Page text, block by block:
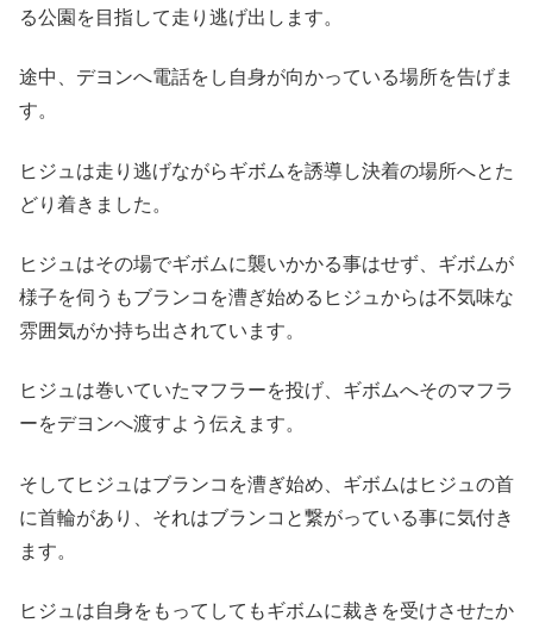
る公園を目指して走り逃げ出します。
途中、デヨンへ電話をし自身が向かっている場所を告げま
す。
ヒジュは走り逃げながらギボムを誘導し決着の場所へとた
どり着きました。
ヒジュはその場でギボムに襲いかかる事はせず、ギボムが
様子を伺うもブランコを漕ぎ始めるヒジュからは不気味な
雰囲気がか持ち出されています。
ヒジュは巻いていたマフラーを投げ、ギボムへそのマフラ
ーをデヨンへ渡すよう伝えます。
そしてヒジュはブランコを漕ぎ始め、ギボムはヒジュの首
に首輪があり、それはブランコと繋がっている事に気付き
ます。
ヒジュは自身をもってしてもギボムに裁きを受けさせたか